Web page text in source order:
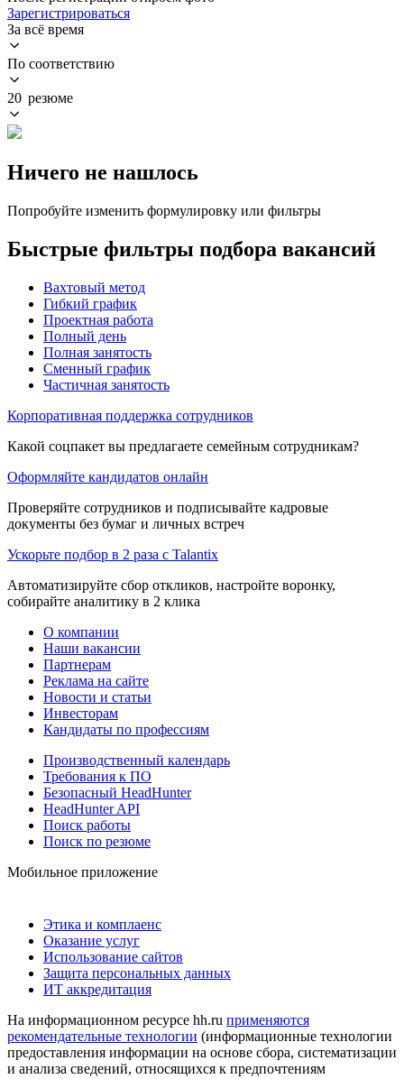
Зарегистрироваться
За всё время
По соответствию
20 резюме
Ничего не нашлось
Попробуйте изменить формулировку или фильтры
Быстрые фильтры подбора вакансий
Вахтовый метод
Гибкий график
Проектная работа
Полный день
Полная занятость
Сменный график
Частичная занятость
Корпоративная поддержка сотрудников
Какой соцпакет вы предлагаете семейным сотрудникам?
Оформляйте кандидатов онлайн
Проверяйте сотрудников и подписывайте кадровые
документы без бумаг и личных встреч
Ускорьте подбор в 2 раза с Talantix
Автоматизируйте сбор откликов, настройте воронку,
собирайте аналитику в 2 клика
О компании
Наши вакансии
Партнерам
Реклама на сайте
Новости и статьи
Инвесторам
Кандидаты по профессиям
Производственный календарь
Требования к ПО
Безопасный HeadHunter
HeadHunter API
Поиск работы
Поиск по резюме
Мобильное приложение
Этика и комплаенс
Оказание услуг
Использование сайтов
Защита персональных данных
ИТ аккредитация
На информационном ресурсе hh.ru применяются
рекомендательные технологии (информационные технологии
предоставления информации на основе сбора, систематизации
и анализа сведений, относящихся к предпочтениям